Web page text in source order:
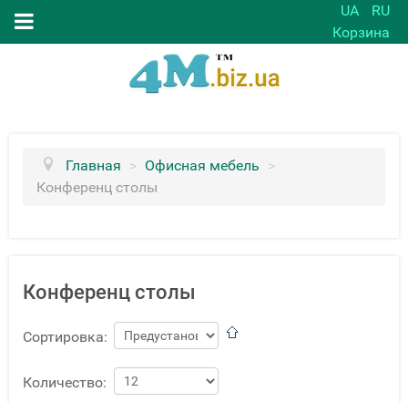
UA
RU
Корзина
Главная > Офисная мебель >
Конференц столы
Конференц столы
Сортировка:
Количество: